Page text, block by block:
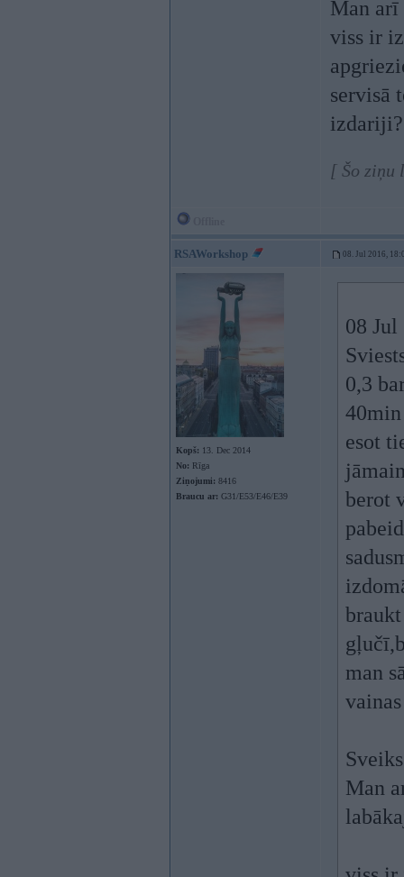
Man arī
viss ir
servisā
izdariji?
[ Šo ziņu
RSAWorkshop 08. Jul 2016,
Kopš: 13. Dec 2014
No: Rīga
Ziņojumi: 8416
Braucu ar: G31/E53/E46/E39
08
0,3
40min
esot
berot
man
Man